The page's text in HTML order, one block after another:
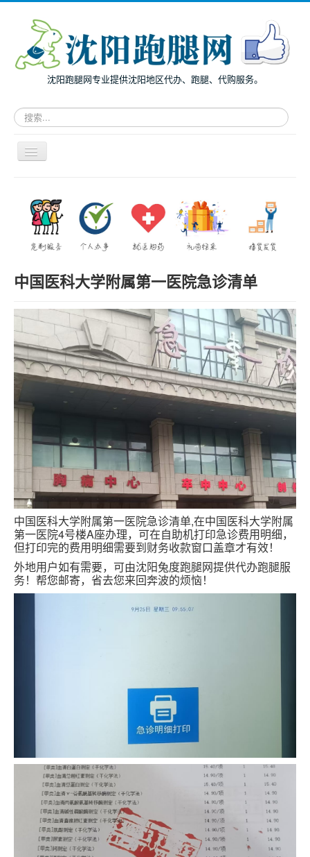
沈阳跑腿网专业提供沈阳地区代办、跑腿、代购服务。
请
输
键
导
航
面向个人
面向企业
服务指南
跑腿网店
中国医科大学附属第一医院急诊清单
中国医科大学附属第一医院急诊清单,在中国医科大学附属
第一医院4号楼A座办理，可在自助机打印急诊费用明细，
但打印完的费用明细需要到财务收款窗口盖章才有效！
外地用户如有需要，可由沈阳兔度跑腿网提供代办跑腿服
务！帮您邮寄，省去您来回奔波的烦恼！